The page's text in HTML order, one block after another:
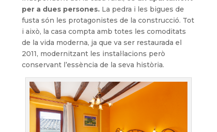
per a dues persones.La pedra i les bigues de
fusta són les protagonistes de la construcció. Tot
i això, la casa compta amb totes les comoditats
de la vida moderna, ja que va ser restaurada el
2011, modernitzant les instal·lacions però
conservant l’essència de la seva història.